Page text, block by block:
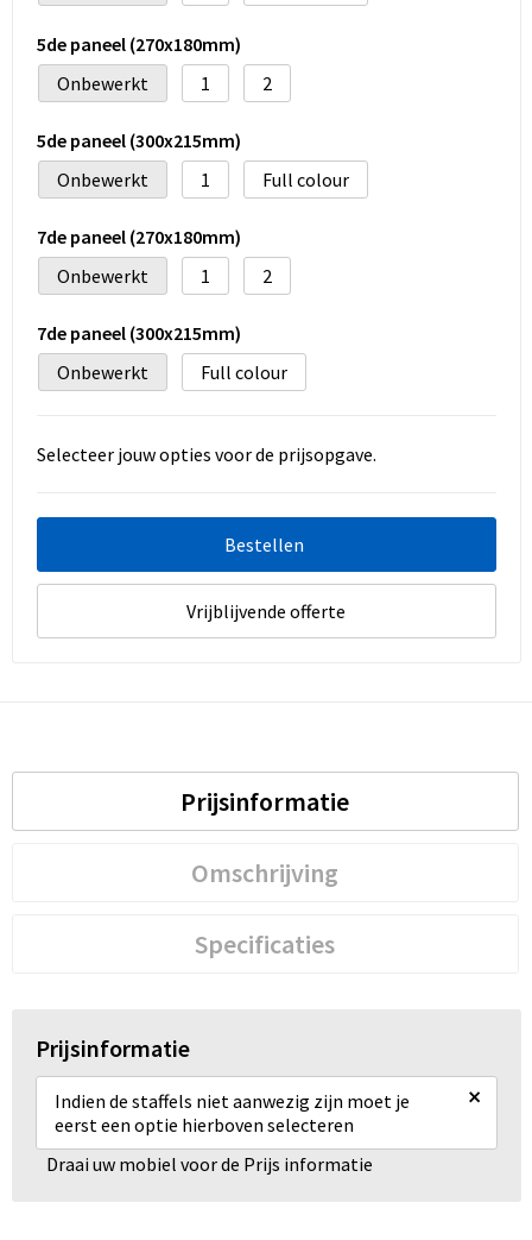
5de paneel (270x180mm)
Onbewerkt
1 2
5de paneel (300x215mm)
Onbewerkt
1 Full colour
7de paneel (270x180mm)
Onbewerkt
1 2
7de paneel (300x215mm)
Onbewerkt
Full colour
Selecteer jouw opties voor de prijsopgave.
Bestellen
Vrijblijvende offerte
Prijsinformatie
Omschrijving
Specificaties
Prijsinformatie
Indien de staffels niet aanwezig zijn moet je
eerst een optie hierboven selecteren
×
Draai uw mobiel voor de Prijs informatie